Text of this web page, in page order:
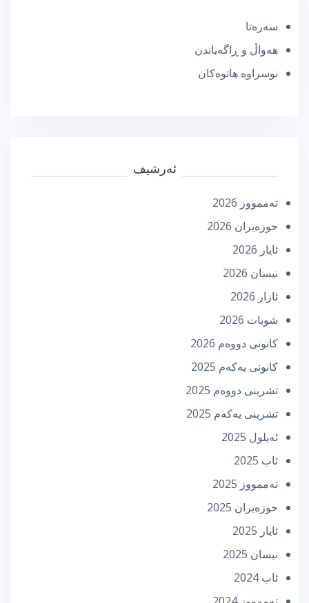
سەرەتا
هەواڵ و ڕاگەیاندن
نوسراوە هاتوەکان
ئەرشیف
تەممووز 2026
حوزه‌یران 2026
ئایار 2026
نیسان 2026
ئازار 2026
شوبات 2026
كانونی دووه‌م 2026
كانونی یه‌كه‌م 2025
تشرینی دووه‌م 2025
تشرینی یه‌كه‌م 2025
ئه‌یلول 2025
ئاب 2025
تەممووز 2025
حوزه‌یران 2025
ئایار 2025
نیسان 2025
ئاب 2024